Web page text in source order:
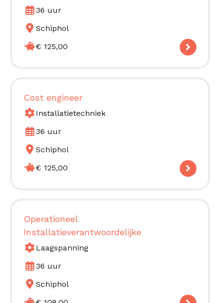
36 uur
Schiphol
€ 125,00
Cost engineer
Installatietechniek
36 uur
Schiphol
€ 125,00
Operationeel
Installatieverantwoordelijke
Laagspanning
36 uur
Schiphol